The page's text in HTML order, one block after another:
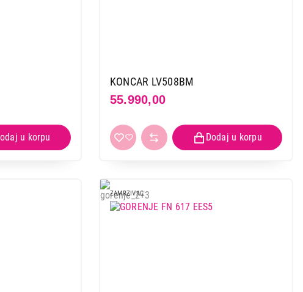
KONCAR LV508BM
55.990,00
ZAMRZIVAC